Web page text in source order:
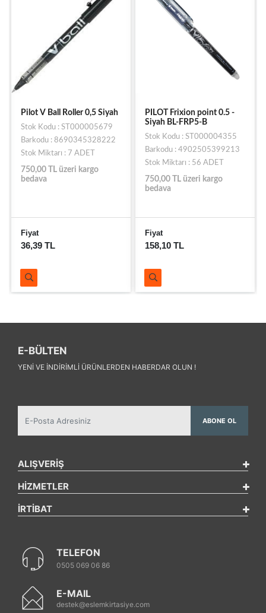
Pilot V Ball Roller 0,5 Siyah
Stok Kodu : ST000005679
Barkodu : 8690345328222
Stok Miktarı : 7 ADET
750,00 TL üzeri kargo
bedava
Fiyat
36,39 TL
PILOT Frixion point 0.5 -
Siyah BL-FRP5-B
Stok Kodu : ST000004355
Barkodu : 4902505399213
Stok Miktarı : 56 ADET
750,00 TL üzeri kargo
bedava
Fiyat
158,10 TL
E-BÜLTEN
YENI VE INDIRIMLI ÜRÜNLERDEN HABERDAR OLUN !
ABONE OL
ALIŞVERİŞ
HİZMETLER
İRTİBAT
TELEFON
0505 069 06 86
E-MAIL
destek@eslemkirtasiye.com